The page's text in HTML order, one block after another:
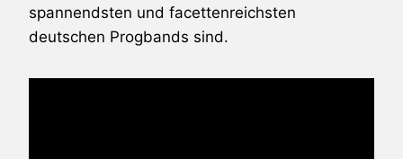
spannendsten und facettenreichsten
deutschen Progbands sind.